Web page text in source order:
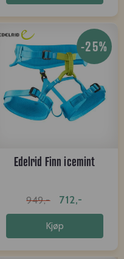
-25%
Edelrid Finn icemint
949,- 712,-
Kjøp